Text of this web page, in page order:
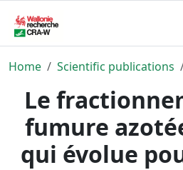
Home Scientific publications
Le
fumure
qui évolue